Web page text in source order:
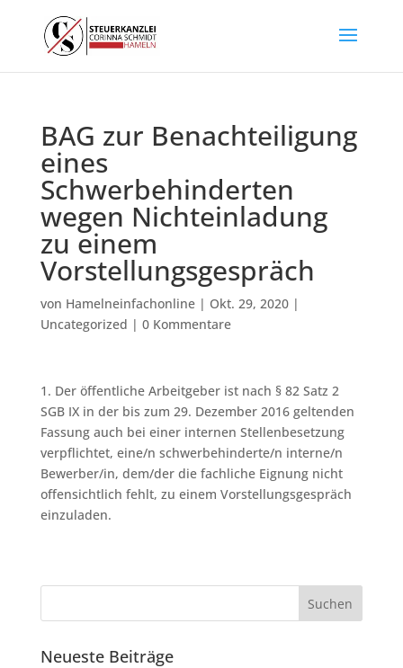
BAG zur Benachteiligung
eines
Schwerbehinderten
wegen Nichteinladung
zu einem
Vorstellungsgespräch
von Hamelneinfachonline| Okt. 29, 2020|
Uncategorized | 0 Kommentare
1. Der öffentliche Arbeitgeber ist nach § 82 Satz 2
SGB IX in der bis zum 29. Dezember 2016 geltenden
Fassung auch bei einer internen Stellenbesetzung
verpflichtet, eine/n schwerbehinderte/n interne/n
Bewerber/in, dem/der die fachliche Eignung nicht
offensichtlich fehlt, zu einem Vorstellungsgespräch
einzuladen.
Neueste Beiträge